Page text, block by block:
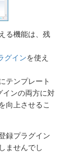
る機能は、残
グインを使え
テンプレート
インの両方に対
向上させるこ
録プラグイン
ませんでし